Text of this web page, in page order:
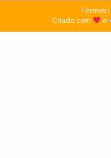
Termos|
Criado com
e